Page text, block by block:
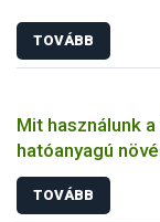
TOVÁBB
Mit használunk
hatóanyagú
TOVÁBB